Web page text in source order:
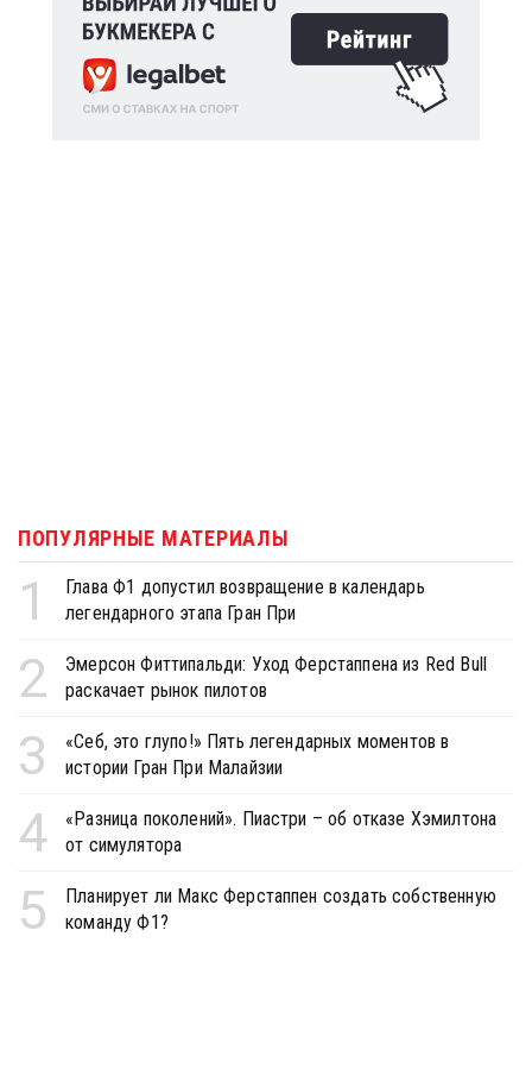
ПОПУЛЯРНЫЕ МАТЕРИАЛЫ
1
Глава Ф1 допустил возвращение в календарь
легендарного этапа Гран При
2
Эмерсон Фиттипальди: Уход Ферстаппена из Red Bull
раскачает рынок пилотов
3
«Себ, это глупо!» Пять легендарных моментов в
истории Гран При Малайзии
4
«Разница поколений». Пиастри – об отказе Хэмилтона
от симулятора
5
Планирует ли Макс Ферстаппен создать собственную
команду Ф1?